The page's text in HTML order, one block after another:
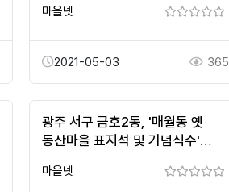
마을넷
2021-05-03 365
광주 서구 금호2동, '매월동 옛
동산마을 표지석 및 기념식수'
마을넷